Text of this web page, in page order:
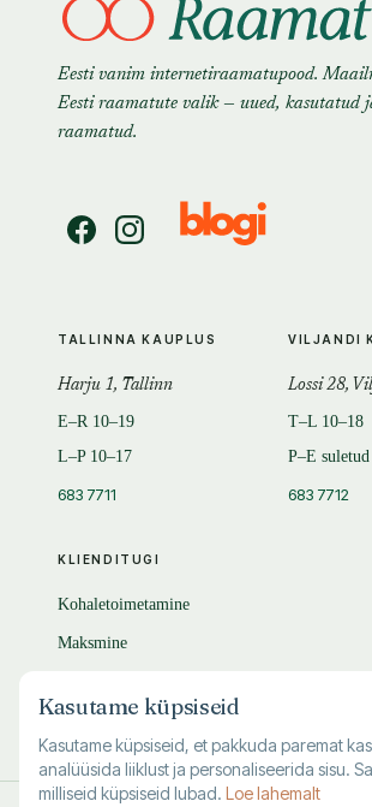
Eesti vanim internetiraamatupood.
Eesti raamatute valik — uued, kasutatud
raamatud.
KLIENDITUGI
Kohaletoimetamine
Maksmine
KKK
TALLINNA KAUPLUS
Harju 1, Tallinn
E–R 10–19
L–P 10–17
683 7711
VILJANDI
Lossi 28,
T–L 10–18
P–E suletud
683 7712
Kasutame küpsiseid
Kasutame küpsiseid, et pakkuda paremat
analüüsida liiklust ja personaliseerida sisu.
milliseid küpsiseid lubad. Loe lahemalt